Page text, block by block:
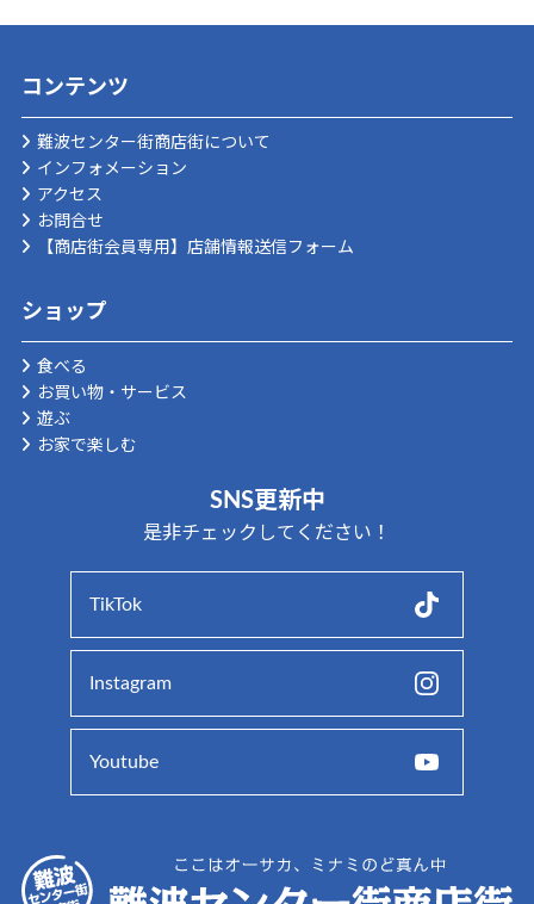
コンテンツ
難波センター街商店街について
インフォメーション
アクセス
お問合せ
【商店街会員専用】店舗情報送信フォーム
ショップ
食べる
お買い物・サービス
遊ぶ
お家で楽しむ
SNS更新中
是非チェックしてください！
TikTok
Instagram
Youtube